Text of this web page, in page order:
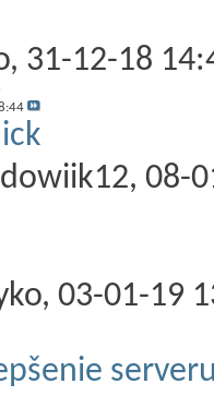
‎, 31-12-18
‎, 08-
‎, 03-01-19